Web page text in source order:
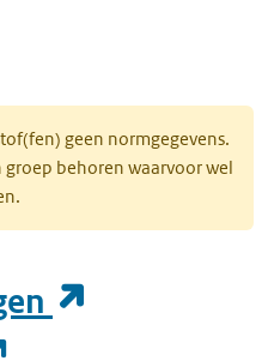
geen normgegevens.
behoren waarvoor wel